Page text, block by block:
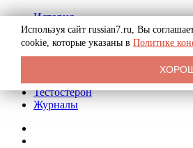
История
Биография
Криминал
Реклама на сайте
Тестостерон
Журналы
Используя сайт russian7.ru, Вы
cookie, которые указаны в Политике